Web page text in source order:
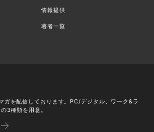
情報提供
著者一覧
ガを配信しております。PC/デジタル、ワーク&ラ
3種類を用意。